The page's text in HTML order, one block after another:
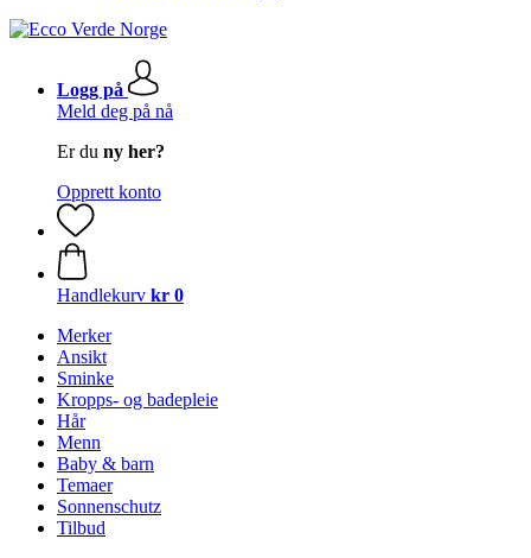
Logg på
Meld deg på nå
Er du ny her?
Opprett konto
Handlekurv kr 0
Merker
Ansikt
Sminke
Kropps- og badepleie
Hår
Menn
Baby & barn
Temaer
Sonnenschutz
Tilbud